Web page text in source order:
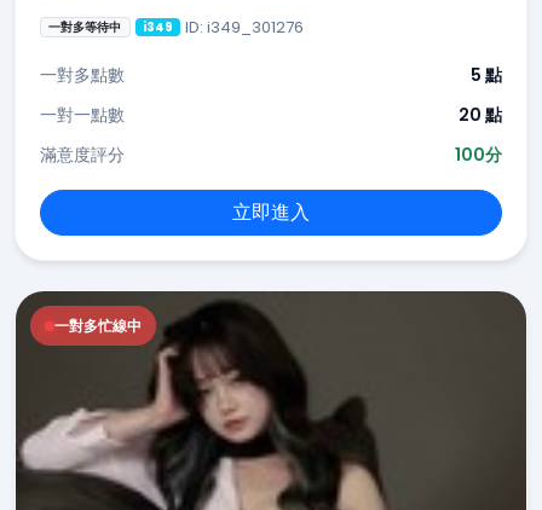
一對多等待中 i349 ID: i349_301276
一對多點數
5 點
一對一點數
20 點
滿意度評分
100分
立即進入
一對多忙線中